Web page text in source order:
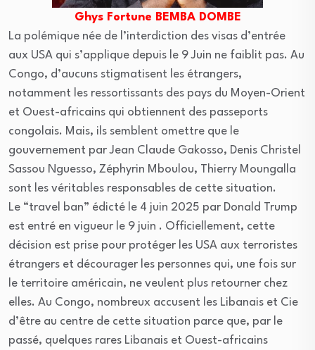
Ghys Fortune BEMBA DOMBE
La polémique née de l’interdiction des visas d’entrée
aux USA qui s’applique depuis le 9 Juin ne faiblit pas. Au
Congo, d’aucuns stigmatisent les étrangers,
notamment les ressortissants des pays du Moyen-Orient
et Ouest-africains qui obtiennent des passeports
congolais. Mais, ils semblent omettre que le
gouvernement par Jean Claude Gakosso, Denis Christel
Sassou Nguesso, Zéphyrin Mboulou, Thierry Moungalla
sont les véritables responsables de cette situation.
Le “travel ban” édicté le 4 juin 2025 par Donald Trump
est entré en vigueur le 9 juin . Officiellement, cette
décision est prise pour protéger les USA aux terroristes
étrangers et décourager les personnes qui, une fois sur
le territoire américain, ne veulent plus retourner chez
elles. Au Congo, nombreux accusent les Libanais et Cie
d’être au centre de cette situation parce que, par le
passé, quelques rares Libanais et Ouest-africains